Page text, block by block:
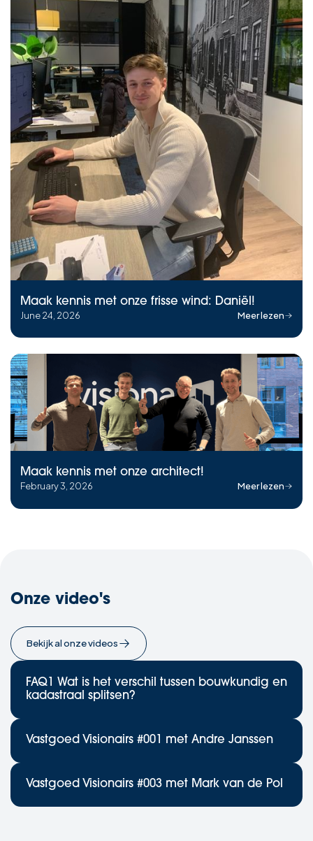
Maak kennis met onze frisse wind: Daniël!
June 24, 2026
Meer lezen
Maak kennis met onze architect!
February 3, 2026
Meer lezen
Onze video's
Bekijk al onze videos
FAQ1 Wat is het verschil tussen bouwkundig en
kadastraal splitsen?
Vastgoed Visionairs #001 met Andre Janssen
Vastgoed Visionairs #003 met Mark van de Pol